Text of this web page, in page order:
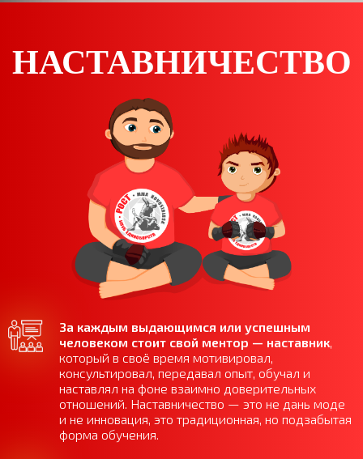
НАСТАВНИЧЕСТВО
За каждым выдающимся или успешным
человеком стоит свой ментор — наставник,
который в своё время мотивировал,
консультировал, передавал опыт, обучал и
наставлял на фоне взаимно доверительных
отношений. Наставничество — это не дань моде
и не инновация, это традиционная, но подзабытая
форма обучения.